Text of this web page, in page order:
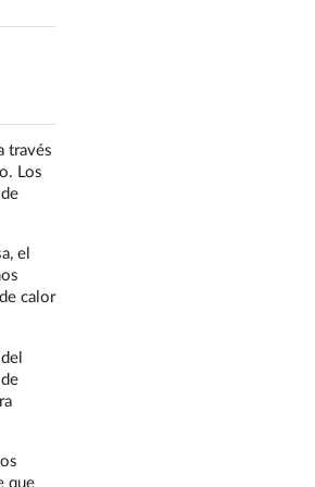
través
Los
el
calor
que